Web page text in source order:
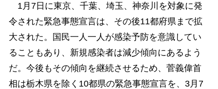
1月7日に東京、千葉、埼玉、神奈川を対象に発
令された緊急事態宣言は、その後11都府県まで拡
大された。国民一人一人が感染予防を意識してい
ることもあり、新規感染者は減少傾向にあるよう
だ。今後もその傾向を継続させるため、菅義偉首
相は栃木県を除く10都県の緊急事態宣言を、3月7